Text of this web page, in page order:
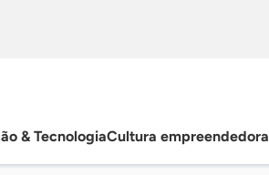
& TecnologiaCultura empreendedora